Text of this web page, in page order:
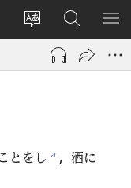
サ
ト
変
ロ
グ
ン
タ
ブ
JW.ORG
の
検
メ
を
とをし a ，酒に